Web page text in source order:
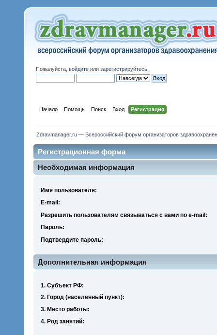
Пожалуйста, войдите или зарегистрируйтесь
Начало Помощь Поиск Вход Регистрация
Zdravmanager.ru — Всероссийский форум организаторов
Регистрационная форма
Необходимая информация
Имя пользователя:
E-mail:
Разрешить пользователям связываться с вами по e-mail:
Пароль:
Подтвердите пароль:
Дополнительная информация
1. Субъект РФ:
2. Город (населенный пункт):
3. Место работы:
4. Род занятий: